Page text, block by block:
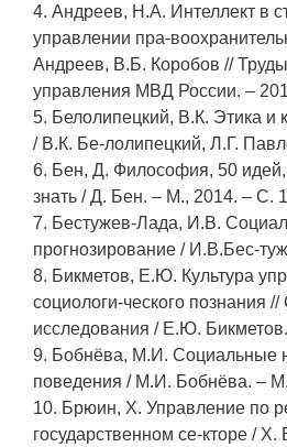
4. Андреев, Н.А. Интеллект в
управлении пра-
Андреев, В.Б. Коробов //
управления МВД России. –
5. Белолипецкий, В.К. Этика и
/ В.К. Бе-лолипецкий, Л.Г.
6. Бен, Д. Философия, 50
знать / Д. Бен. – М., 2014. – С.
7. Бестужев-Лада, И.В.
прогнозирование / И.В.Бес-
8. Бикметов, Е.Ю. Культура
социологи-ческого познания
исследования / Е.Ю.
9. Бобнёва, М.И. Социальные
поведения / М.И. Бобнёва. –
10. Брюин, Х. Управление по
государственном се-кторе /